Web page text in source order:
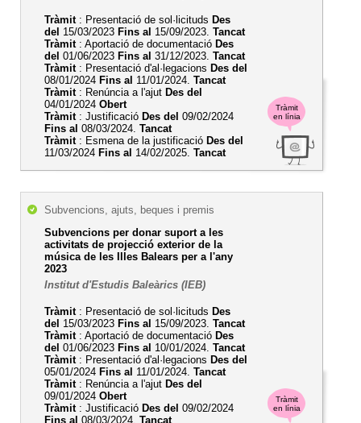
Tràmit
en línia
Tràmit: Presentació de sol·licituds Des
del 15/03/2023 Fins al 15/09/2023. Tancat
Tràmit: Aportació de documentació Des
del 01/06/2023 Fins al 31/12/2023. Tancat
Tràmit: Presentació d'al·legacions Des del
08/01/2024 Fins al 11/01/2024. Tancat
Tràmit: Renúncia a l'ajut Des del
04/01/2024 Obert
Tràmit: Justificació Des del 09/02/2024
Fins al 08/03/2024. Tancat
Tràmit: Esmena de la justificació Des del
11/03/2024 Fins al 14/02/2025. Tancat
Tràmit
en línia
Subvencions, ajuts, beques i premis
Subvencions per donar suport a les
activitats de projecció exterior de la
música de les Illes Balears per a l'any
2023
Institut d'Estudis Baleàrics (IEB)
Tràmit: Presentació de sol·licituds Des
del 15/03/2023 Fins al 15/09/2023. Tancat
Tràmit: Aportació de documentació Des
del 01/06/2023 Fins al 10/01/2024. Tancat
Tràmit: Presentació d'al·legacions Des del
05/01/2024 Fins al 11/01/2024. Tancat
Tràmit: Renúncia a l'ajut Des del
09/01/2024 Obert
Tràmit: Justificació Des del 09/02/2024
Fins al 08/03/2024. Tancat